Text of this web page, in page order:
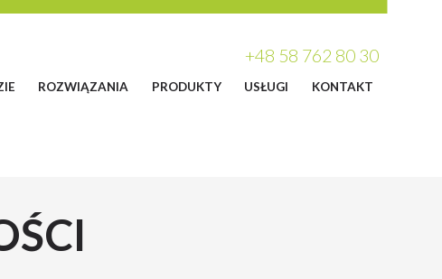
+48 58 762 80 30
ROZWIĄZANIA PRODUKTY USŁUGI KONTAKT